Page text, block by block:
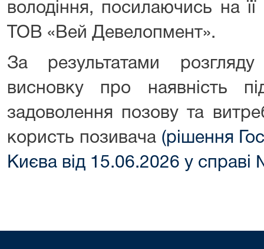
володіння, посилаючись на
ТОВ «Вей Девелопмент».
За результатами
висновку про наявність
задоволення позову та
користь позивача (рішення
Києва від 15.06.2026 у